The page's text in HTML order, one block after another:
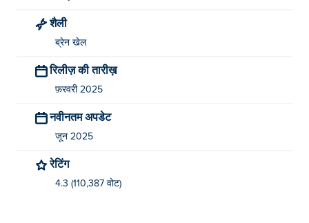
क्या मैं मोबाइल डिवाइस और डेस्कटॉप पर गेस द इमोजीज़ खेल
सकता हूँ?
अनुमान लगाइए कि इमोजी आपके कंप्यूटर और मोबाइल डिवाइस जैसे फोन
और टैबलेट पर चलाए जा सकते हैं।
शैली
ब्रेन खेल
रिलीज़ की तारीख़
फ़रवरी 2025
नवीनतम अपडेट
जून 2025
रेटिंग
4.3 (110,387 वोट)